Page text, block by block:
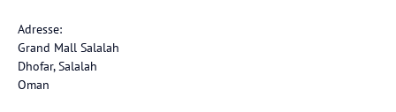
Adresse:
Grand Mall Salalah
Dhofar, Salalah
Oman